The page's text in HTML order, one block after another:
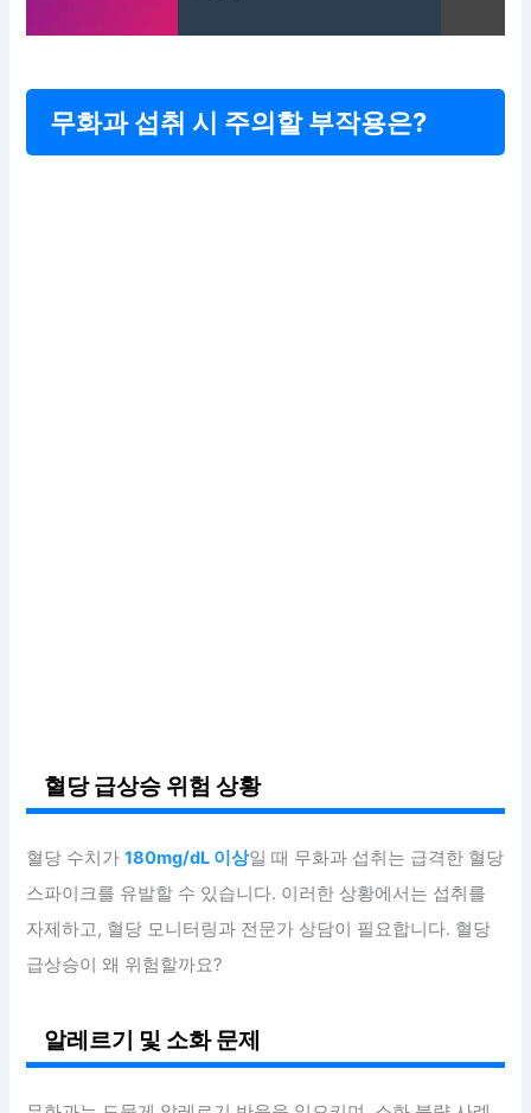
무화과 섭취 시 주의할 부작용은?
혈당 급상승 위험 상황
혈당 수치가180mg/dL 이상일 때 무화과 섭취는 급격한 혈당
스파이크를 유발할 수 있습니다. 이러한 상황에서는 섭취를
자제하고, 혈당 모니터링과 전문가 상담이 필요합니다. 혈당
급상승이 왜 위험할까요?
알레르기 및 소화 문제